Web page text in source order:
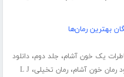
بهترین رمان‌ها
یک خون آشام، جلد دوم،دانلود
رمان خون آشام،رمان تخیلی، L J